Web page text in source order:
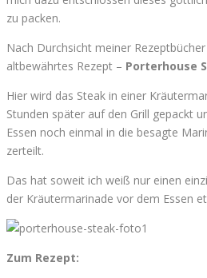
zu packen.
Nach Durchsicht meiner
altbewährtes Rezept – Porterhouse
Hier wird das Steak in einer
Stunden später auf den Grill gepackt
Essen noch einmal in die besagte
zerteilt.
Das hat soweit ich weiß nur einen
der Kräutermarinade vor dem Essen
Zum Rezept: